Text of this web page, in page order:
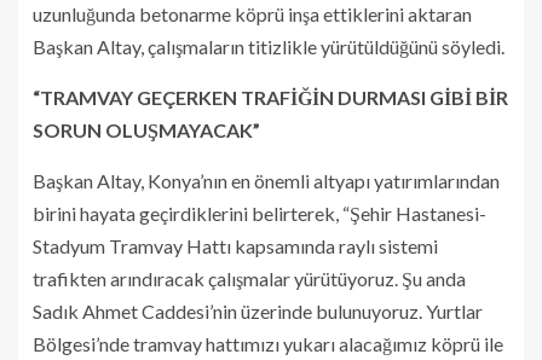
uzunluğunda betonarme köprü inşa ettiklerini aktaran
Başkan Altay, çalışmaların titizlikle yürütüldüğünü söyledi.
“TRAMVAY GEÇERKEN TRAFİĞİN DURMASI GİBİ BİR
SORUN OLUŞMAYACAK”
Başkan Altay, Konya’nın en önemli altyapı yatırımlarından
birini hayata geçirdiklerini belirterek, “Şehir Hastanesi-
Stadyum Tramvay Hattı kapsamında raylı sistemi
trafikten arındıracak çalışmalar yürütüyoruz. Şu anda
Sadık Ahmet Caddesi’nin üzerinde bulunuyoruz. Yurtlar
Bölgesi’nde tramvay hattımızı yukarı alacağımız köprü ile